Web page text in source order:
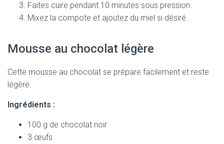
Faites cuire pendant 10 minutes sous pression.
Mixez la compote et ajoutez du miel si désiré.
Mousse au chocolat légère
Cette mousse au chocolat se prépare facilement et reste
légère.
Ingrédients :
100 g de chocolat noir
3 œufs